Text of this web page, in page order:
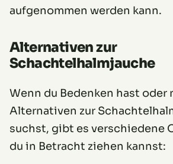
aufgenommen werden kann.
Alternativen zur
Schachtelhalmjauche
Wenn du Bedenken hast oder
Alternativen zur
suchst, gibt es verschiedene
du in Betracht ziehen kannst: